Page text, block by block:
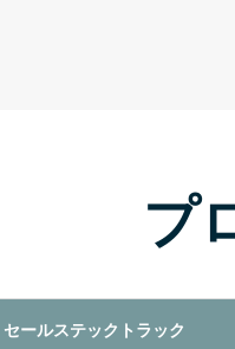
プ
セールステックトラック